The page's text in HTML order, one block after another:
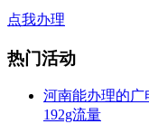
点我办理
热门活动
河南能办理的广
192g流量